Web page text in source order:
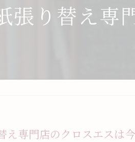
張り替え専
え専門店のクロスエスは